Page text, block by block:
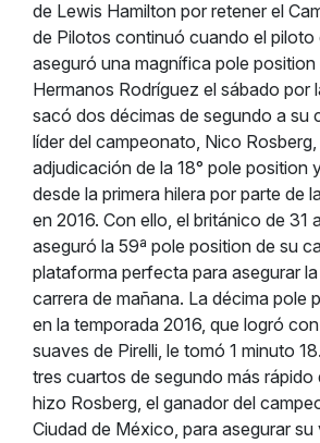
de Lewis Hamilton por retener el
de Pilotos continuó cuando el piloto
aseguró una magnífica pole
Hermanos Rodríguez el sábado por
sacó dos décimas de segundo a su
líder del campeonato, Nico
adjudicación de la 18° pole position
desde la primera hilera por parte de
en 2016. Con ello, el británico de 31
aseguró la 59ª pole position de su
plataforma perfecta para asegurar
carrera de mañana. La décima pole
en la temporada 2016, que logró
suaves de Pirelli, le tomó 1 minuto
tres cuartos de segundo más rápido
hizo Rosberg, el ganador del
Ciudad de México, para asegurar